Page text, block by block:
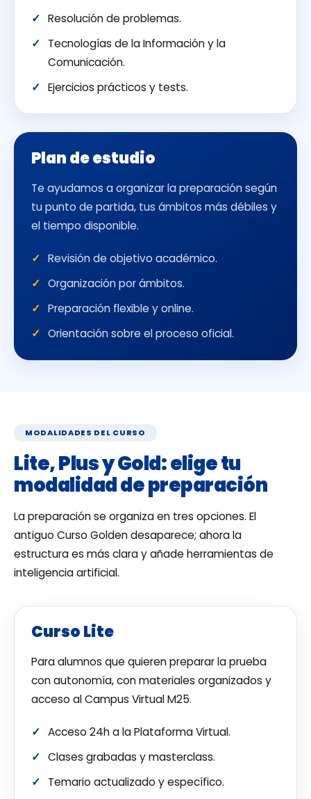
Resolución de problemas.
Tecnologías de la Información y la
Comunicación.
Ejercicios prácticos y tests.
Plan de estudio
Te ayudamos a organizar la preparación según
tu punto de partida, tus ámbitos más débiles y
el tiempo disponible.
Revisión de objetivo académico.
Organización por ámbitos.
Preparación flexible y online.
Orientación sobre el proceso oficial.
MODALIDADES DEL CURSO
Lite, Plus y Gold: elige tu
modalidad de preparación
La preparación se organiza en tres opciones. El
antiguo Curso Golden desaparece; ahora la
estructura es más clara y añade herramientas de
inteligencia artificial.
Curso Lite
Para alumnos que quieren preparar la prueba
con autonomía, con materiales organizados y
acceso al Campus Virtual M25.
Acceso 24h a la Plataforma Virtual.
Clases grabadas y masterclass.
Temario actualizado y específico.